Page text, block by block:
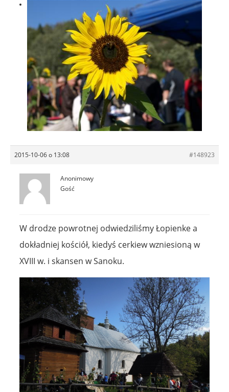
2015-10-06 o 13:08 #148923
Anonimowy
Gość
W drodze powrotnej odwiedziliśmy Łopienke a
dokładniej kościół, kiedyś cerkiew wzniesioną w
XVIII w. i skansen w Sanoku.